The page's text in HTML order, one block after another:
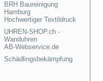
BRH Baureinigung
Hamburg
Hochwertiger Textildruck
UHREN-SHOP.ch -
Wanduhren
AB-Webservice.de
Schädlingsbekämpfung